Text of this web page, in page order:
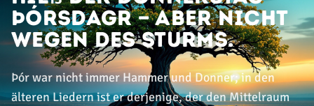
Þórsdagr — aber nicht
wegen des Sturms.
Þór war nicht immer Hammer und Donner; in den
älteren Liedern ist er derjenige, der den Mittelraum